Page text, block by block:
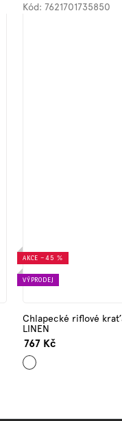
AKCE –45 %
VÝPRODEJ
Chlapecké riflové
LINEN
767 Kč
Modrá
Kód: 7621701735850